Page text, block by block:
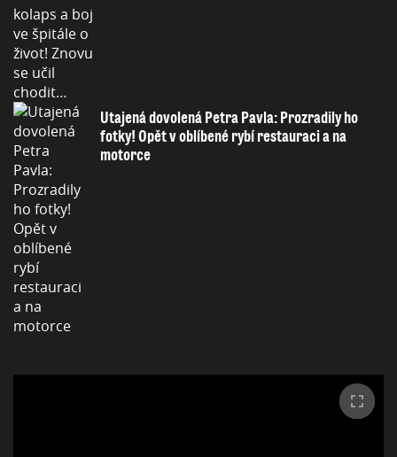
Utajená dovolená Petra Pavla: Prozradily ho
fotky! Opět v oblíbené rybí restauraci a na
motorce